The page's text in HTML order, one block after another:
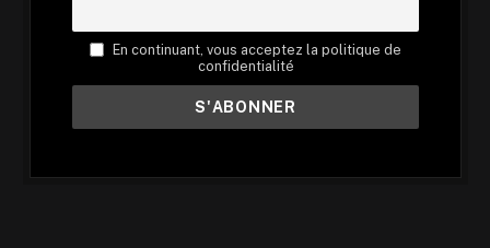
En continuant, vous acceptez la politique de
confidentialité